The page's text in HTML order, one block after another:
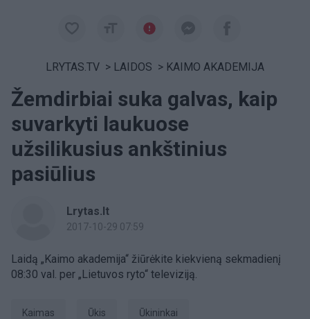
LRYTAS.TV > LAIDOS > KAIMO AKADEMIJA
Žemdirbiai suka galvas, kaip
suvarkyti laukuose
užsilikusius ankštinius
pasiūlius
Lrytas.lt
2017-10-29 07:59
Laidą „Kaimo akademija“ žiūrėkite kiekvieną sekmadienį
08:30 val. per „Lietuvos ryto“ televiziją.
kaimas ūkis ūkininkai